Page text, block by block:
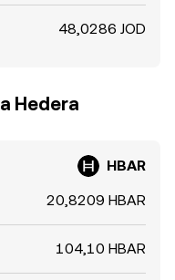
48,0286 JOD
Hedera
HBAR
20,8209 HBAR
104,10 HBAR